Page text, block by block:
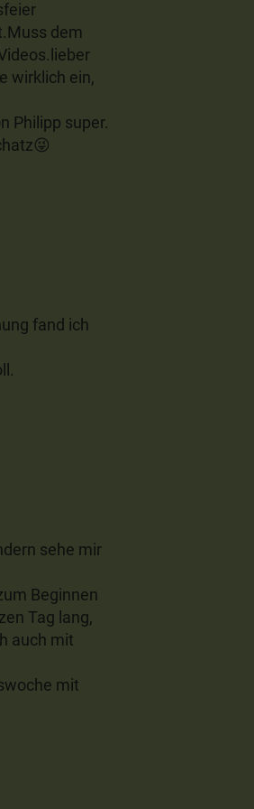
dem
wirklich ein,
Philipp super.
fand ich
sehe mir
Beginnen
Tag lang,
auch mit
mit